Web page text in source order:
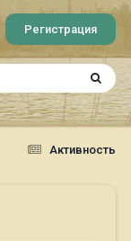
Регистрация
Активность